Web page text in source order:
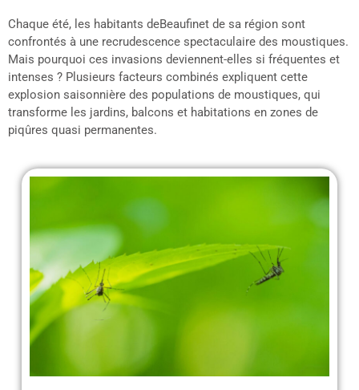
Chaque été, les habitants deBeaufinet de sa région sont
confrontés à une recrudescence spectaculaire des moustiques.
Mais pourquoi ces invasions deviennent-elles si fréquentes et
intenses ? Plusieurs facteurs combinés expliquent cette
explosion saisonnière des populations de moustiques, qui
transforme les jardins, balcons et habitations en zones de
piqûres quasi permanentes.